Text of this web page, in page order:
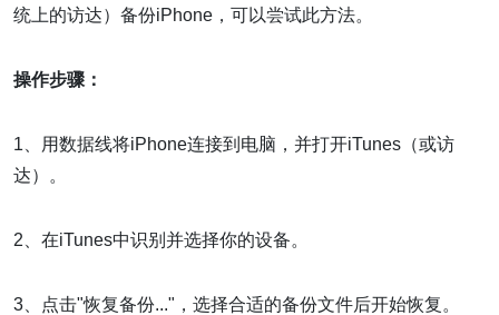
统上的访达）备份iPhone，可以尝试此方法。
操作步骤：
1、用数据线将iPhone连接到电脑，并打开iTunes（或访
达）。
2、在iTunes中识别并选择你的设备。
3、点击"恢复备份..."，选择合适的备份文件后开始恢复。